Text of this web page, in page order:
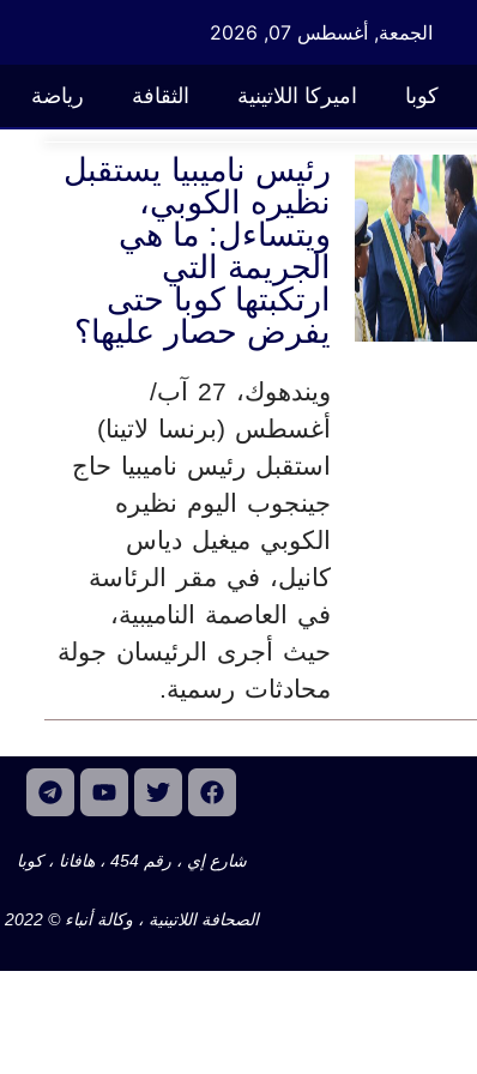
الجمعة, أغسطس 07, 2026
كوبا اميركا اللاتينية الثقافة رياضة
رئيس ناميبيا يستقبل
نظيره الكوبي،
ويتساءل: ما هي
الجريمة التي
ارتكبتها كوبا حتى
يفرض حصار عليها؟
ويندهوك، 27 آب/
أغسطس (برنسا لاتينا)
استقبل رئيس ناميبيا حاج
جينجوب اليوم نظيره
الكوبي ميغيل دياس
كانيل، في مقر الرئاسة
في العاصمة الناميبية،
حيث أجرى الرئيسان جولة
محادثات رسمية.
شارع إي ، رقم 454 ، هافانا ، كوبا
الصحافة اللاتينية ، وكالة أنباء © 2022